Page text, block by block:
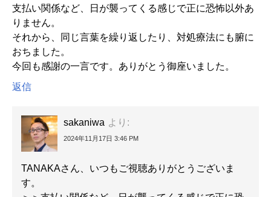
支払い関係など、日が襲ってくる感じで正に恐怖以外あ
りません。
それから、同じ言葉を繰り返したり、対処療法にも腑に
おちました。
今回も感謝の一言です。ありがとう御座いました。
返信
sakaniwa より:
2024年11月17日 3:46 PM
TANAKAさん、いつもご視聴ありがとうございま
す。